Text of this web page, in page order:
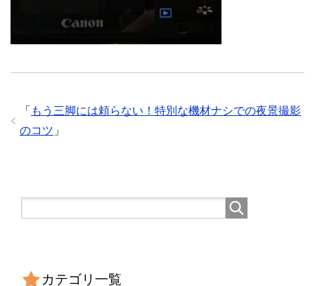
「 もう三脚には頼らない！特別な機材ナシでの夜景撮影
のコツ 」
カテゴリ一覧